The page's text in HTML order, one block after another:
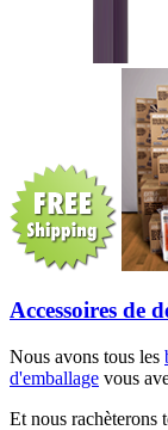
Accessoires de
Nous avons tous les
d'emballage vous
Et nous rachèterons